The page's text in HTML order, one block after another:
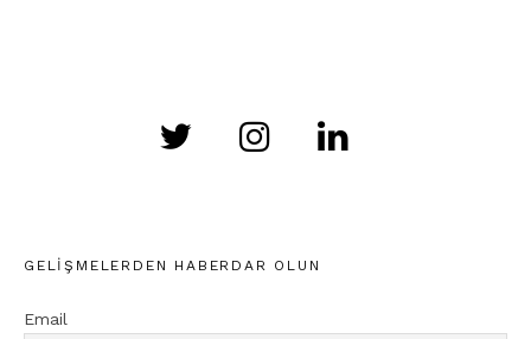
GELIŞMELERDEN HABERDAR OLUN
Email